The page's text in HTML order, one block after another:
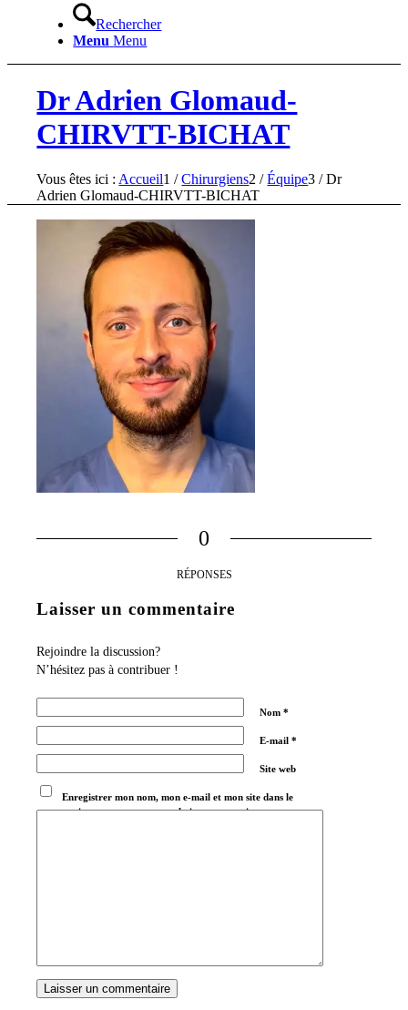
Rechercher
Menu Menu
Dr Adrien Glomaud-
CHIRVTT-BICHAT
Vous êtes ici : Accueil1 / Chirurgiens2 / Équipe3 / Dr
Adrien Glomaud-CHIRVTT-BICHAT
0
RÉPONSES
Laisser un commentaire
Rejoindre la discussion?
N’hésitez pas à contribuer !
Nom*
E-mail*
Site web
Enregistrer mon nom, mon e-mail et mon site dans le
navigateur pour mon prochain commentaire.